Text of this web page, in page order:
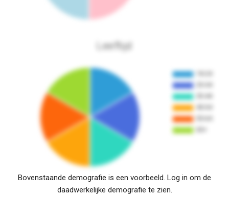
Leeftijd
Bovenstaande demografie is een voorbeeld. Log in om de
daadwerkelijke demografie te zien.